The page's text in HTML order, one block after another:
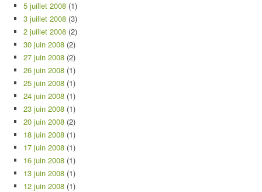
5 juillet 2008 (1)
3 juillet 2008 (3)
2 juillet 2008 (2)
30 juin 2008 (2)
27 juin 2008 (2)
26 juin 2008 (1)
25 juin 2008 (1)
24 juin 2008 (1)
23 juin 2008 (1)
20 juin 2008 (2)
18 juin 2008 (1)
17 juin 2008 (1)
16 juin 2008 (1)
13 juin 2008 (1)
12 juin 2008 (1)